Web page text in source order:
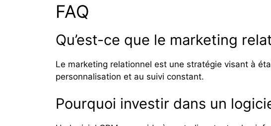
FAQ
Qu’est-ce que le marketing
Le marketing relationnel est une stratégie visant à
personnalisation et au suivi constant.
Pourquoi investir dans un